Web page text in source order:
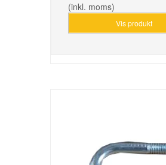
(inkl. moms)
Vis produkt